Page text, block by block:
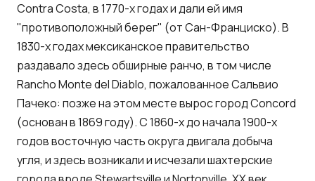
Contra Costa, в 1770-х годах и дали ей имя
"противоположный берег" (от Сан-Франциско). В
1830-х годах мексиканское правительство
раздавало здесь обширные ранчо, в том числе
Rancho Monte del Diablo, пожалованное Сальвио
Пачеко: позже на этом месте вырос город Concord
(основан в 1869 году). С 1860-х до начала 1900-х
годов восточную часть округа двигала добыча
угля, и здесь возникали и исчезали шахтерские